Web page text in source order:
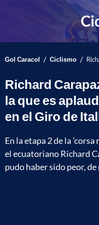
Gol Caracol / Ciclismo /
Richard
la que es
en el Giro de
En la etapa 2 de la
el ecuatoriano Richard
pudo haber sido peor,